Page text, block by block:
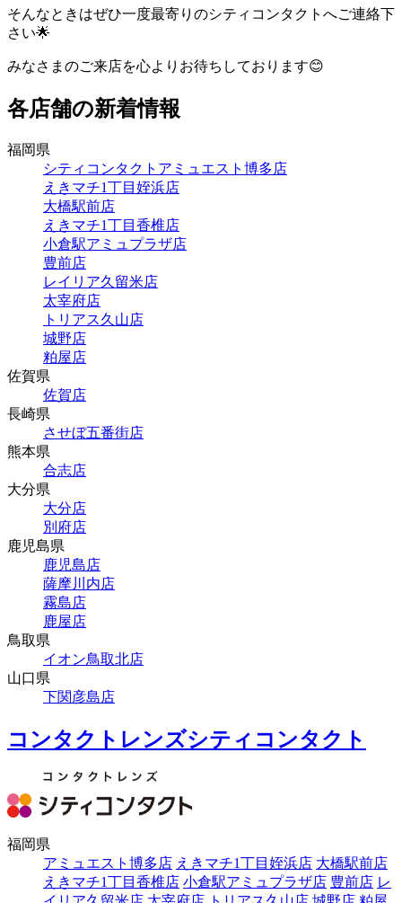
そんなときはぜひ一度最寄りのシティコンタクトへご連絡下
さい🌟
みなさまのご来店を心よりお待ちしております😊
各店舗の新着情報
福岡県
シティコンタクトアミュエスト博多店
えきマチ1丁目姪浜店
大橋駅前店
えきマチ1丁目香椎店
小倉駅アミュプラザ店
豊前店
レイリア久留米店
太宰府店
トリアス久山店
城野店
粕屋店
佐賀県
佐賀店
長崎県
させぼ五番街店
熊本県
合志店
大分県
大分店
別府店
鹿児島県
鹿児島店
薩摩川内店
霧島店
鹿屋店
鳥取県
イオン鳥取北店
山口県
下関彦島店
コンタクトレンズシティコンタクト
福岡県
アミュエスト博多店 えきマチ1丁目姪浜店 大橋駅前店
えきマチ1丁目香椎店 小倉駅アミュプラザ店 豊前店 レ